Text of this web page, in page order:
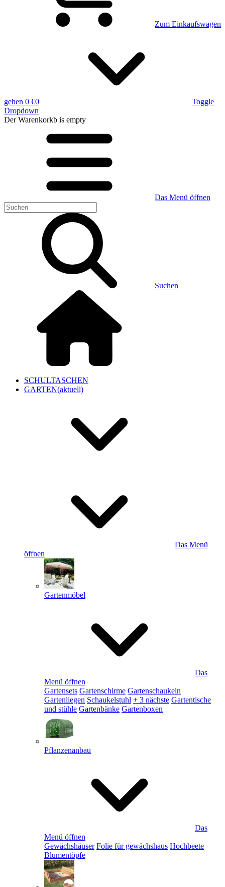
Zum Einkaufswagen
gehen 0 €0
Toggle
Dropdown
Der Warenkorkb is empty
Das Menü öffnen
Suchen
SCHULTASCHEN
GARTEN(aktuell)
Das Menü
öffnen
Gartenmöbel
Das
Menü öffnen
Gartensets Gartenschirme Gartenschaukeln
Gartenliegen Schaukelstuhl + 3 nächste Gartentische
und stühle Gartenbänke Gartenboxen
Pflanzenanbau
Das
Menü öffnen
Gewächshäuser Folie für gewächshaus Hochbeete
Blumentöpfe